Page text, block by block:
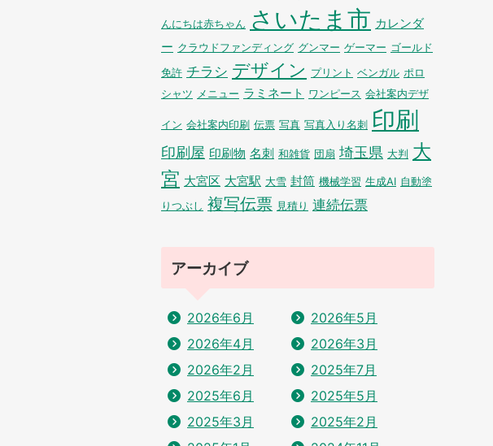
んにちは赤ちゃん さいたま市 カレンダ
ー クラウドファンディング グンマー ゲーマー ゴールド
免許 チラシ デザイン プリント ベンガル ポロ
シャツ メニュー ラミネート ワンピース 会社案内デザ
イン 会社案内印刷 伝票 写真 写真入り名刺 印刷
印刷屋 印刷物 名刺 和雑貨 団扇 埼玉県 大判 大
宮 大宮区 大宮駅 大雪 封筒 機械学習 生成AI 自動塗
りつぶし 複写伝票 見積り 連続伝票
アーカイブ
2026年6月
2026年5月
2026年4月
2026年3月
2026年2月
2025年7月
2025年6月
2025年5月
2025年3月
2025年2月